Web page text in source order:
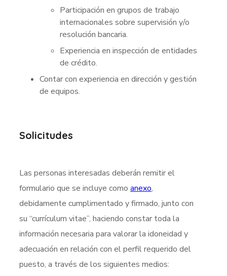
Participación en grupos de trabajo
internacionales sobre supervisión y/o
resolución bancaria.
Experiencia en inspección de entidades
de crédito.
Contar con experiencia en dirección y gestión
de equipos.
Solicitudes
Las personas interesadas deberán remitir el
formulario que se incluye como anexo,
debidamente cumplimentado y firmado, junto con
su “currículum vitae”, haciendo constar toda la
información necesaria para valorar la idoneidad y
adecuación en relación con el perfil requerido del
puesto, a través de los siguientes medios: